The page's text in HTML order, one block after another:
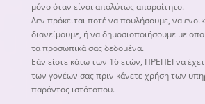
μόνο όταν είναι απολύτως απαραίτητο.
Δεν πρόκειται ποτέ να πουλήσουμε, να
διανείμουμε, ή να δημοσιοποιήσουμε με
τα προσωπικά σας δεδομένα.
Εάν είστε κάτω των 16 ετών, ΠΡΕΠΕΙ να
των γονέων σας πριν κάνετε χρήση των
παρόντος ιστότοπου.